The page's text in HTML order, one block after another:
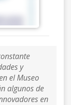
y
el Museo
algunos de
en